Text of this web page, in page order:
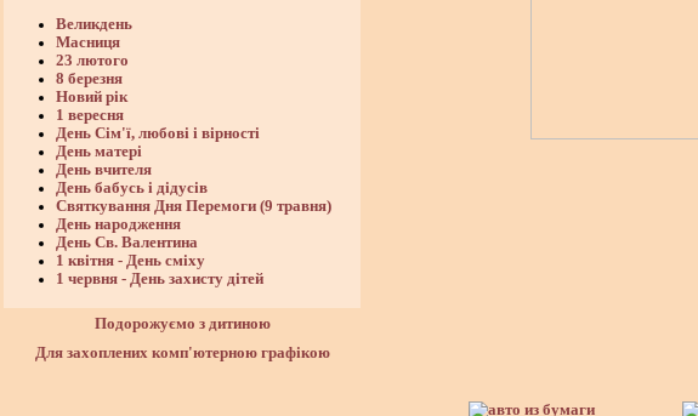
Великдень
Масниця
23 лютого
8 березня
Новий рік
1 вересня
День Сім'ї, любові і вірності
День матері
День вчителя
День бабусь і дідусів
Святкування Дня Перемоги (9 травня)
День народження
День Св. Валентина
1 квітня - День сміху
1 червня - День захисту дітей
Подорожуємо з дитиною
Для захоплених комп'ютерною графікою